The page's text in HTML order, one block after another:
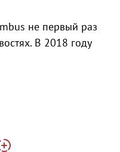
не первый раз
В 2018 году